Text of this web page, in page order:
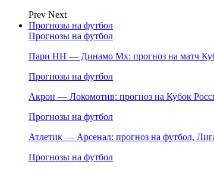
Prev Next
Прогнозы на футбол
Прогнозы на футбол
Пари НН — Динамо Мх: прогноз на матч
Прогнозы на футбол
Акрон — Локомотив: прогноз на Кубок
Прогнозы на футбол
Атлетик — Арсенал: прогноз на футбол,
Прогнозы на футбол